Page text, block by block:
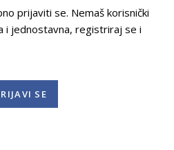
prijaviti se. Nemaš korisnički
i jednostavna, registriraj se i
SE